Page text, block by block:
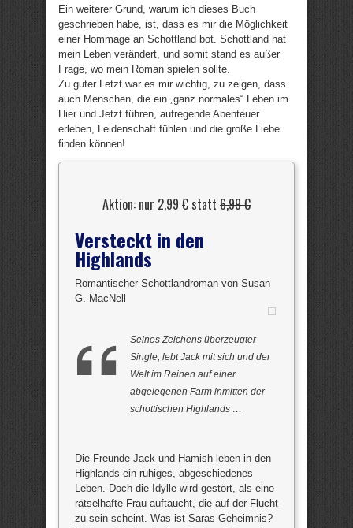
Ein weiterer Grund, warum ich dieses Buch
geschrieben habe, ist, dass es mir die Möglichkeit
einer Hommage an Schottland bot. Schottland hat
mein Leben verändert, und somit stand es außer
Frage, wo mein Roman spielen sollte.
Zu guter Letzt war es mir wichtig, zu zeigen, dass
auch Menschen, die ein „ganz normales“ Leben im
Hier und Jetzt führen, aufregende Abenteuer
erleben, Leidenschaft fühlen und die große Liebe
finden können!
Aktion: nur 2,99 € statt 6,99 €
Versteckt in den
Highlands
Romantischer Schottlandroman von Susan
G. MacNell
Seines Zeichens überzeugter
Single, lebt Jack mit sich und der
Welt im Reinen auf einer
abgelegenen Farm inmitten der
schottischen Highlands …
Die Freunde Jack und Hamish leben in den
Highlands ein ruhiges, abgeschiedenes
Leben. Doch die Idylle wird gestört, als eine
rätselhafte Frau auftaucht, die auf der Flucht
zu sein scheint. Was ist Saras Geheimnis?